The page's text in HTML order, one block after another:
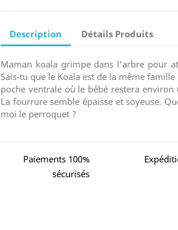
Description Détails Produits
Maman koala grimpe dans l’arbre pour
Sais-tu que le Koala est de la même
poche ventrale où le bébé restera environ
La fourrure semble épaisse et soyeuse.
moi le perroquet ?
Paiements 100%
sécurisés